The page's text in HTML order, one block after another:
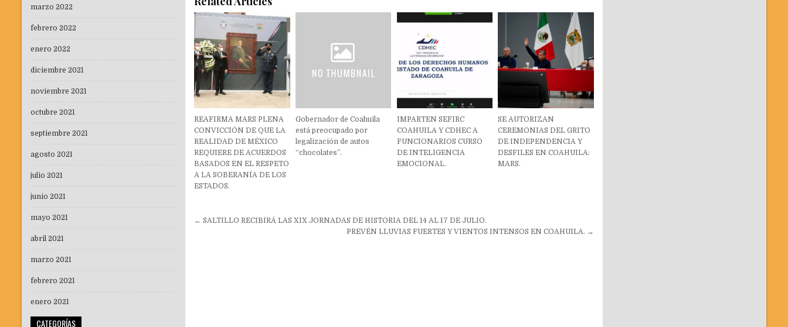
REAFIRMA MARS PLENA
CONVICCIÓN DE QUE LA
REALIDAD DE MÉXICO
REQUIERE DE ACUERDOS
BASADOS EN EL RESPETO
A LA SOBERANÍA DE LOS
ESTADOS.
Gobernador de Coahuila
está preocupado por
legalización de autos
“chocolates”.
IMPARTEN SEFIRC
COAHUILA Y CDHEC A
FUNCIONARIOS CURSO
DE INTELIGENCIA
EMOCIONAL.
SE AUTORIZAN
CEREMONIAS DEL GRITO
DE INDEPENDENCIA Y
DESFILES EN COAHUILA:
MARS.
Navegación
← SALTILLO RECIBIRÁ LAS XIX JORNADAS DE HISTORIA DEL 14 AL 17 DE JULIO.
PREVÉN LLUVIAS FUERTES Y VIENTOS INTENSOS EN COAHUILA. →
marzo 2022
febrero 2022
enero 2022
diciembre 2021
noviembre 2021
octubre 2021
septiembre 2021
agosto 2021
julio 2021
junio 2021
mayo 2021
abril 2021
marzo 2021
febrero 2021
enero 2021
CATEGORÍAS